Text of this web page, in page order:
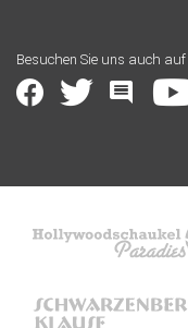
Besuchen Sie uns auch auf